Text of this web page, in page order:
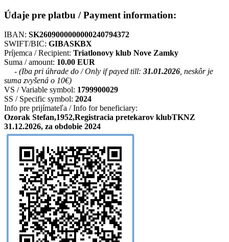
Údaje pre platbu / Payment information:
IBAN: SK2609000000000240794372
SWIFT/BIC: GIBASKBX
Príjemca / Recipient: Triatlonovy klub Nove Zamky
Suma / amount: 10.00 EUR
- (Iba pri úhrade do / Only if payed till: 31.01.2026, neskôr je
suma zvyšená o 10€)
VS / Variable symbol: 1799900029
SS / Specific symbol: 2024
Info pre prijímateľa / Info for beneficiary:
Ozorak Stefan,1952,Registracia pretekarov klubTKNZ
31.12.2026, za obdobie 2024